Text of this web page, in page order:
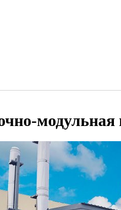
модульная